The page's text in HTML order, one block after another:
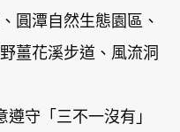
圓潭自然生態園區、
薑花溪步道、風流洞
遵守「 三不一沒有 」